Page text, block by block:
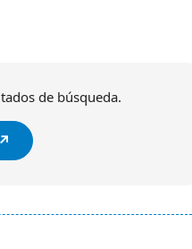
de búsqueda.